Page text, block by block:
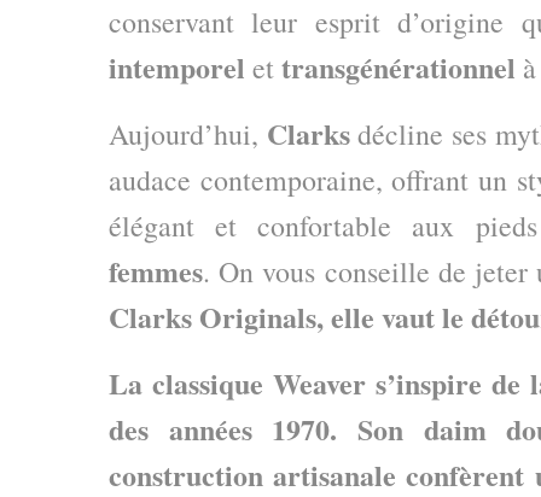
conservant leur esprit
intemporel ettransgénérationnel
Aujourd’hui, Clarksdécline ses
audace contemporaine, offrant un
élégant et confortable aux
femmes. On vous conseille de
Clarks Originals, elle vaut le
La classique Weaver s’inspire
des années 1970. Son daim
construction artisanale confèrent